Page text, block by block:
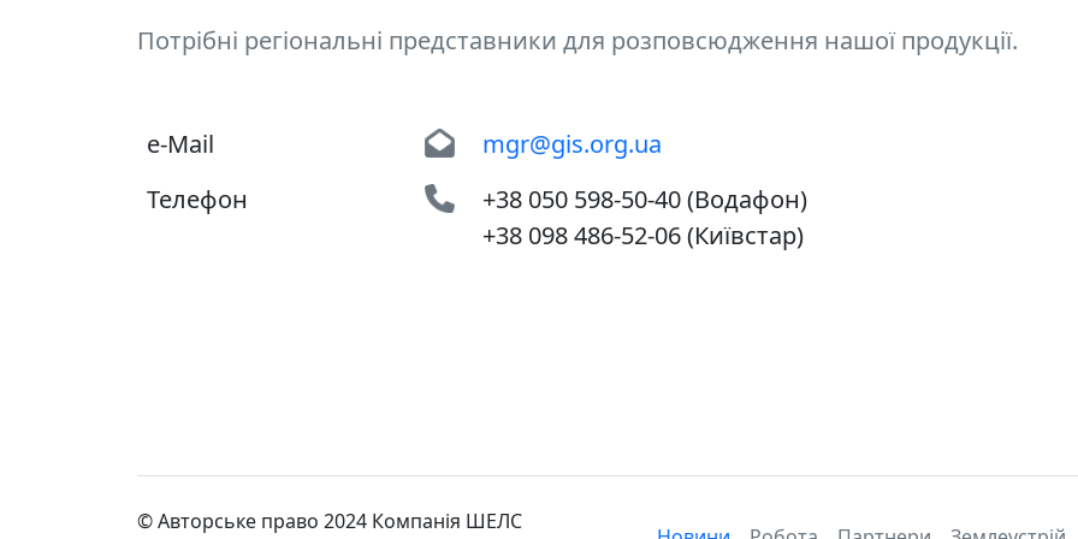
Потрібні регіональні представники для розповсюдження нашої продукції.
e-Mail
mgr@gis.org.ua
Телефон
+38 050 598-50-40 (Водафон)
+38 098 486-52-06 (Київcтар)
© Авторське право 2024 Компанія ШЕЛС